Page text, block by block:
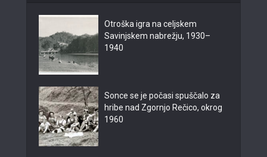
Otroška igra na celjskem
Savinjskem nabrežju, 1930–
1940
Sonce se je počasi spuščalo za
hribe nad Zgornjo Rečico, okrog
1960